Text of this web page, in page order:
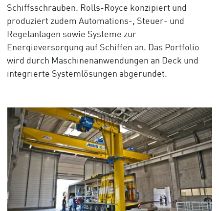
Schiffsschrauben. Rolls-Royce konzipiert und
produziert zudem Automations-, Steuer- und
Regelanlagen sowie Systeme zur
Energieversorgung auf Schiffen an. Das Portfolio
wird durch Maschinenanwendungen an Deck und
integrierte Systemlösungen abgerundet.